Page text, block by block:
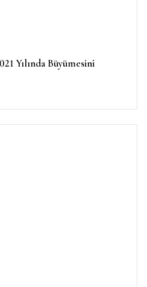
Yılında Büyümesini